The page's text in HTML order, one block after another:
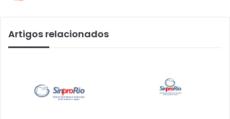
Artigos relacionados